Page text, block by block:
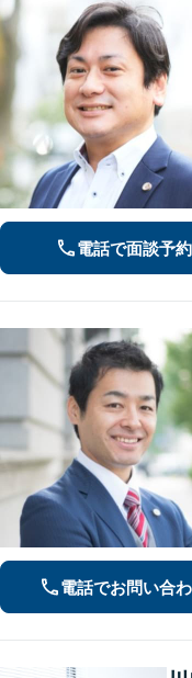
電話で面談予約
電話でお問い合